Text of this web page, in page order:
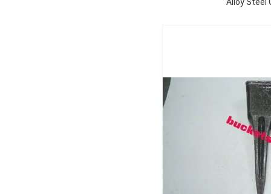
Alloy Steel